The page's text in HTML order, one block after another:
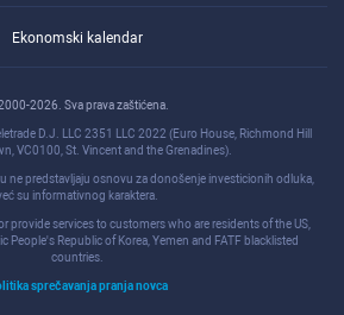
Ekonomski kalendar
2026. Sva prava zaštićena.
D.J. LLC 2351 LLC 2022 (Euro House, Richmond Hill
VC0100, St. Vincent and the Grenadines).
ne predstavljaju osnovu za donošenje investicionih odluka,
su informativnog karaktera.
provide services to customers who are residents of the US,
People's Republic of Korea, Yemen and FATF blacklisted
countries.
sprečavanja pranja novca